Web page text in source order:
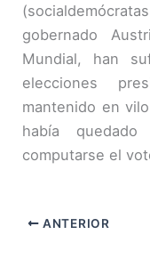
gobernado
Mundial, han
elecciones
mantenido en
había
computarse el
ANTERIOR